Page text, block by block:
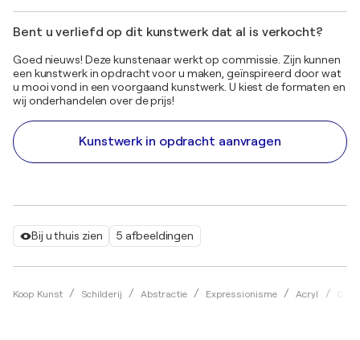
Bij u thuis zien 5 afbeeldingen
Koop Kunst Schilderij Abstractie Expressionisme Acryl
Bent u verliefd op dit kunstwerk dat al is verkocht?
Goed nieuws! Deze kunstenaar werkt op commissie. Zijn kunnen
een kunstwerk in opdracht voor u maken, geïnspireerd door wat
u mooi vond in een voorgaand kunstwerk. U kiest de formaten en
wij onderhandelen over de prijs!
Kunstwerk in opdracht aanvragen